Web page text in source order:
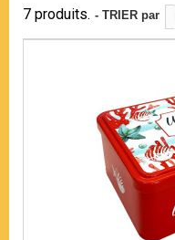
7 produits. - TRIER par